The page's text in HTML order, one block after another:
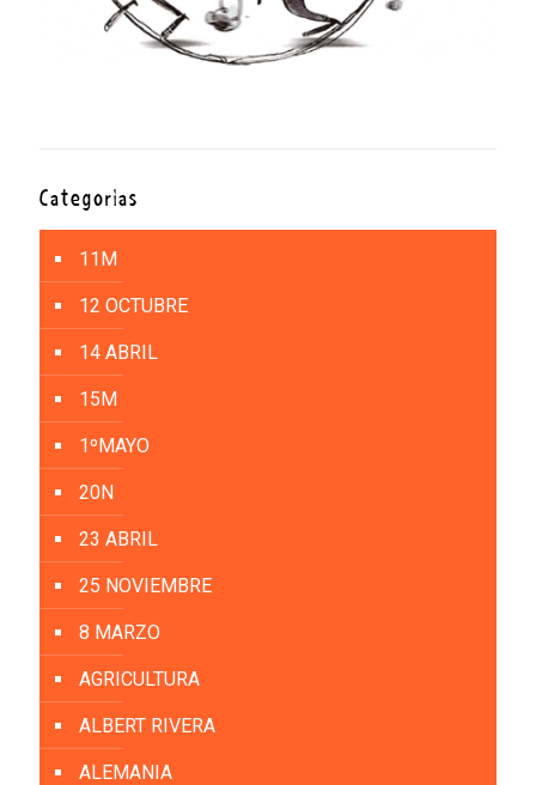
Categorías
11M
12 OCTUBRE
14 ABRIL
15M
1ºMAYO
20N
23 ABRIL
25 NOVIEMBRE
8 MARZO
AGRICULTURA
ALBERT RIVERA
ALEMANIA